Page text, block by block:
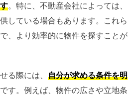
。特に、不動産会社によっては、
している場合もあります。これら
、より効率的に物件を探すことが
る際には、 自分が求める条件を明
です。例えば、物件の広さや立地条